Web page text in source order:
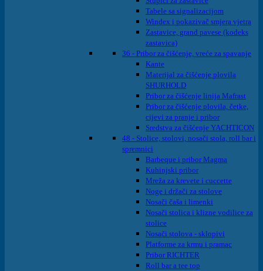
Tabele sa signalizacijom
Windex i pokazivač smjera vjetra
Zastavice, grand pavese (kodeks
zastavica)
36 - Pribor za čišćenje, vreće za spavanje
Kante
Materijal za čišćenje plovila
SHURHOLD
Pribor za čišćenje linija Mafrast
Pribor za čišćenje plovila, četke,
cijevi za pranje i pribor
Sredstva za čišćenje YACHTICON
48 - Stolice, stolovi, nosači stola, roll bar i
spremnici
Barbeque i pribor Magma
Kuhinjski pribor
Mreža za krevete i cuccette
Noge i držači za stolove
Nosači čaša i limenki
Nosači stolica i klizne vodilice za
stolice
Nosači stolova - sklopivi
Platforme za krmu i pramac
Pribor RICHTER
Roll bar a tee top